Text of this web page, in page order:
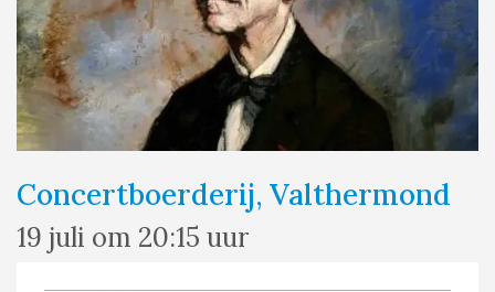
Concertboerderij, Valthermond
19 juli om 20:15 uur